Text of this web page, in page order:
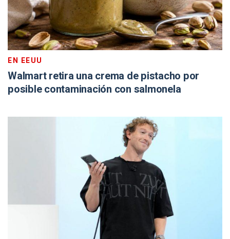
EN EEUU
Walmart retira una crema de pistacho por
posible contaminación con salmonela